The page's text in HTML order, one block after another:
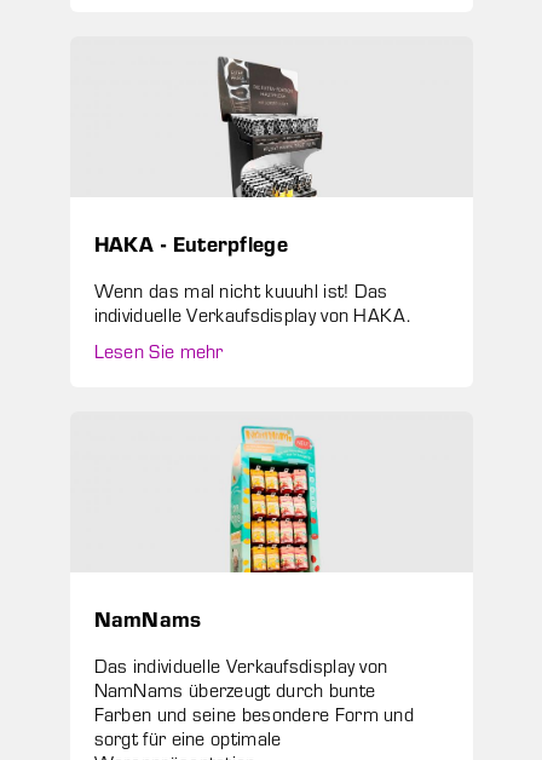
HAKA - Euterpflege
Wenn das mal nicht kuuuhl ist! Das
individuelle Verkaufsdisplay von HAKA.
Lesen Sie mehr
NamNams
Das individuelle Verkaufsdisplay von
NamNams überzeugt durch bunte
Farben und seine besondere Form und
sorgt für eine optimale